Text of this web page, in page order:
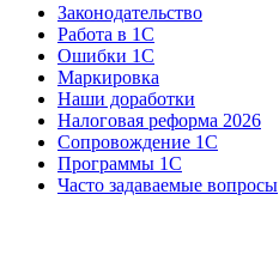
Законодательство
Работа в 1С
Ошибки 1С
Маркировка
Наши доработки
Налоговая реформа 2026
Сопровождение 1С
Программы 1С
Часто задаваемые вопросы